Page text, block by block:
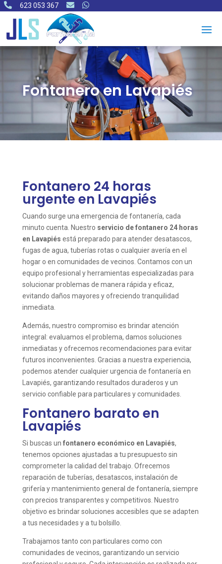
 623 053 367  
Fontanero en Lavapiés
Fontanero 24 horas
urgente en Lavapiés
Cuando surge una emergencia de fontanería, cada
minuto cuenta. Nuestro servicio de fontanero 24 horas
en Lavapiés está preparado para atender desatascos,
fugas de agua, tuberías rotas o cualquier avería en el
hogar o en comunidades de vecinos. Contamos con un
equipo profesional y herramientas especializadas para
solucionar problemas de manera rápida y eficaz,
evitando daños mayores y ofreciendo tranquilidad
inmediata.
Además, nuestro compromiso es brindar atención
integral: evaluamos el problema, damos soluciones
inmediatas y ofrecemos recomendaciones para evitar
futuros inconvenientes. Gracias a nuestra experiencia,
podemos atender cualquier urgencia de fontanería en
Lavapiés, garantizando resultados duraderos y un
servicio confiable para particulares y comunidades.
Fontanero barato en
Lavapiés
Si buscas un fontanero económico en Lavapiés,
tenemos opciones ajustadas a tu presupuesto sin
comprometer la calidad del trabajo. Ofrecemos
reparación de tuberías, desatascos, instalación de
grifería y mantenimiento general de fontanería, siempre
con precios transparentes y competitivos. Nuestro
objetivo es brindar soluciones accesibles que se adapten
a tus necesidades y a tu bolsillo.
Trabajamos tanto con particulares como con
comunidades de vecinos, garantizando un servicio